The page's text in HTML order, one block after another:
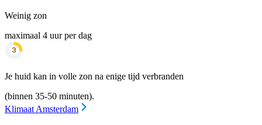
Weinig zon
maximaal 4 uur per dag
Je huid kan in volle zon na enige tijd verbranden
(binnen 35-50 minuten).
Klimaat Amsterdam